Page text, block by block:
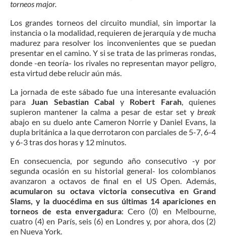
torneos major.
Los grandes torneos del circuito mundial, sin importar la
instancia o la modalidad, requieren de jerarquía y de mucha
madurez para resolver los inconvenientes que se puedan
presentar en el camino. Y si se trata de las primeras rondas,
donde -en teoría- los rivales no representan mayor peligro,
esta virtud debe relucir aún más.
La jornada de este sábado fue una interesante evaluación
para Juan Sebastian Cabaly Robert Farah, quienes
supieron mantener la calma a pesar de estar set y break
abajo en su duelo ante Cameron Norrie y Daniel Evans, la
dupla británica a la que derrotaron con parciales de 5-7, 6-4
y 6-3 tras dos horas y 12 minutos.
En consecuencia, por segundo año consecutivo -y por
segunda ocasión en su historial general- los colombianos
avanzaron a octavos de final en el US Open. Además,
acumularon su octava victoria consecutiva en Grand
Slams, y la duocédima en sus últimas 14 apariciones en
torneos de esta envergadura: Cero (0) en Melbourne,
cuatro (4) en París, seis (6) en Londres y, por ahora, dos (2)
en Nueva York.